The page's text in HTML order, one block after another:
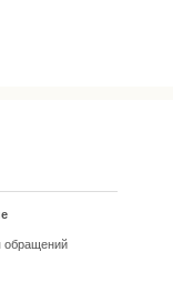
обращений